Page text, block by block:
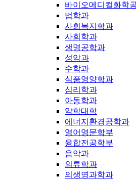
바이오메디컬화학
법학과
사회복지학과
사회학과
생명공학과
성악과
수학과
식품영양학과
심리학과
아동학과
약학대학
에너지환경공학과
영어영문학부
융합전공학부
음악과
의류학과
의생명과학과